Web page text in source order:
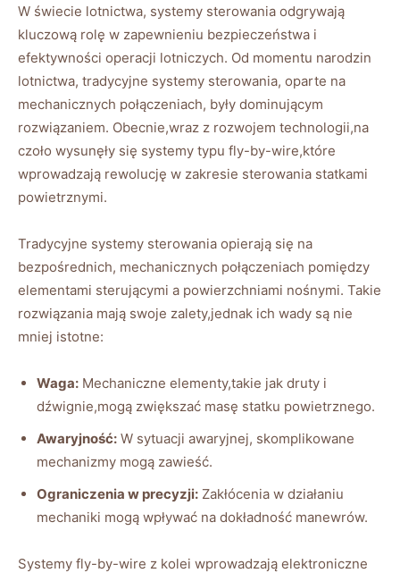
W świecie lotnictwa, systemy sterowania odgrywają
‌kluczową rolę w zapewnieniu bezpieczeństwa i
‌efektywności operacji lotniczych. Od ⁣momentu narodzin
lotnictwa, tradycyjne systemy sterowania, oparte na
mechanicznych połączeniach, były dominującym
rozwiązaniem. Obecnie,wraz z rozwojem technologii,na
czoło ⁣wysunęły się systemy typu fly-by-wire,które
wprowadzają rewolucję w​ zakresie sterowania statkami
powietrznymi.
Tradycyjne ⁤systemy sterowania opierają się na
bezpośrednich, mechanicznych połączeniach pomiędzy
elementami sterującymi a powierzchniami nośnymi. Takie
rozwiązania mają ​swoje zalety,jednak ich wady są nie
mniej‍ istotne:
Waga: Mechaniczne elementy,takie ⁤jak druty ⁤i⁢
dźwignie,mogą zwiększać masę statku powietrznego.
Awaryjność: W sytuacji awaryjnej, skomplikowane
mechanizmy mogą‌ zawieść.
Ograniczenia⁤ w ‌precyzji: ​Zakłócenia w działaniu
mechaniki mogą wpływać na dokładność manewrów.
Systemy fly-by-wire z kolei wprowadzają elektroniczne